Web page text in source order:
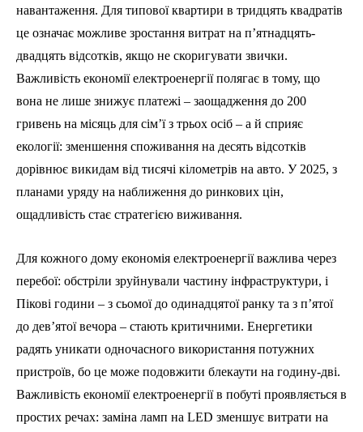
навантаження. Для типової квартири в тридцять квадратів
це означає можливе зростання витрат на п’ятнадцять-
двадцять відсотків, якщо не скоригувати звички.
Важливість економії електроенергії полягає в тому, що
вона не лише знижує платежі – заощадження до 200
гривень на місяць для сім’ї з трьох осіб – а й сприяє
екології: зменшення споживання на десять відсотків
дорівнює викидам від тисячі кілометрів на авто. У 2025, з
планами уряду на наближення до ринкових цін,
ощадливість стає стратегією виживання.
Для кожного дому економія електроенергії важлива через
перебої: обстріли зруйнували частину інфраструктури, і
Пікові години – з сьомої до одинадцятої ранку та з п’ятої
до дев’ятої вечора – стають критичними. Енергетики
радять уникати одночасного використання потужних
пристроїв, бо це може подовжити блекаути на годину-дві.
Важливість економії електроенергії в побуті проявляється в
простих речах: заміна ламп на LED зменшує витрати на